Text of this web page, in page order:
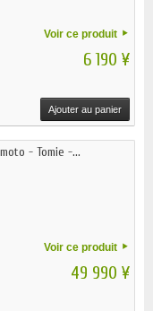
Voir ce produit
6 190 ¥
Ajouter au panier
- Tomie -...
Voir ce produit
49 990 ¥